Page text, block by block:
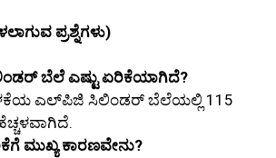
ಪ್ರಶ್ನೆಗಳು)
ಬೆಲೆ ಎಷ್ಟು ಏರಿಕೆಯಾಗಿದೆ?
ಎಲ್​ಪಿಜಿ ಸಿಲಿಂಡರ್ ಬೆಲೆಯಲ್ಲಿ 115
ಮುಖ್ಯ ಕಾರಣವೇನು?